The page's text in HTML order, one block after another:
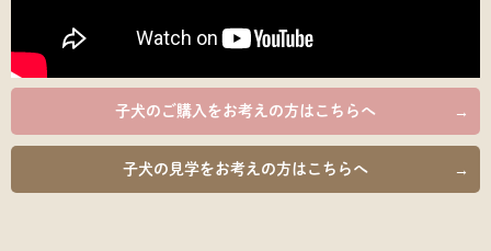
子犬のご購入をお考えの方はこちらへ
子犬の見学をお考えの方はこちらへ